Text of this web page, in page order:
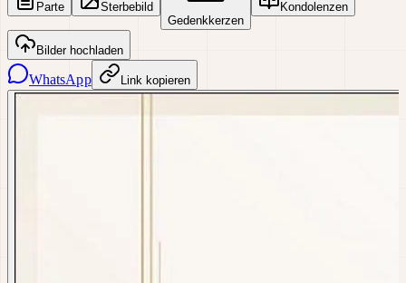
Parte
Sterbebild
Gedenkkerzen
Kondolenzen
Bilder hochladen
WhatsApp Link kopieren